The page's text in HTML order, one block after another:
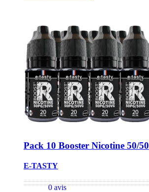
Pack 10 Booster Nicotine 50/50
E-TASTY
0 avis